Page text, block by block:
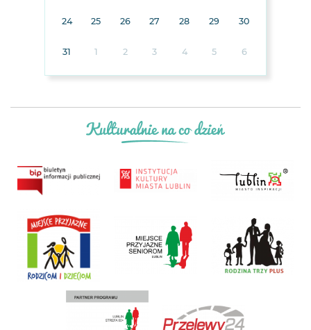
24 25 26 27 28 29 30
31 1 2 3 4 5 6